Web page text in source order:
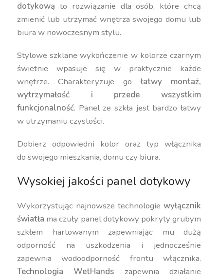
dotykową to rozwiązanie dla osób, które chcą
zmienić lub utrzymać wnętrza swojego domu lub
biura w nowoczesnym stylu.
Stylowe szklane wykończenie w kolorze czarnym
świetnie wpasuje się w praktycznie każde
wnętrze. Charakteryzuje gołatwy montaż,
wytrzymałość i przede wszystkim
funkcjonalność. Panel ze szkła jest bardzo łatwy
w utrzymaniu czystości.
Dobierz odpowiedni kolor oraz typ włącznika
do swojego mieszkania, domu czy biura.
Wysokiej jakości panel dotykowy
Wykorzystując najnowsze technologie wyłącznik
światła ma czuły panel dotykowy pokryty grubym
szkłem hartowanym zapewniając mu dużą
odporność na uszkodzenia i jednocześnie
zapewnia wodoodporność frontu włącznika.
Technologia WetHands zapewnia działanie